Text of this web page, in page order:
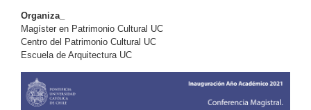
Organiza_
Magíster en Patrimonio Cultural UC
Centro del Patrimonio Cultural UC
Escuela de Arquitectura UC